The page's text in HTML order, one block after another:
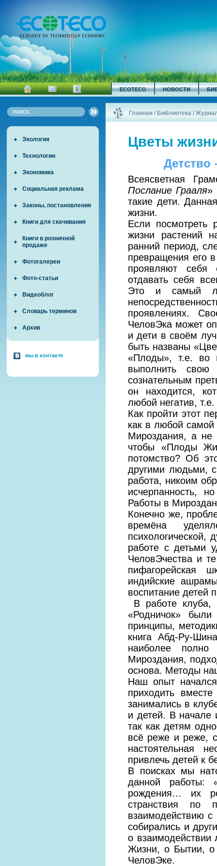
ECOTECO НОВОСТИ
Экология
Технологии
Экономика
Социальная реклама
Законы, постановления
Книги для скачивания
Книги в розничной
продаже
Фотогалереи
Фото-статьи
Видеоблог
Словарь терминов
Архив
мы в контакте
Главная / Библиотека /
Цветы
Детство
Всеясветная
Послание Грааля»
такие дети.
жизни.
Если посмотреть
жизни растений
ранний период,
превращения его
проявляют себя
отдавать себя
Это и самый
проявлениях.
ЧеловЭка может
и дети в своём
быть названы
«Плоды», т.е. во
выполнить
сознательным
он находится,
любой негатив,
Как пройти этот
как в любой самой
Мироздания, а не
чтобы «Плоды
потомство? Об
другими людьми,
работа, никоим
исчерпанность,
Работы в
Конечно же,
времёна
психологической,
работе с детьми
ЧеловЭчества и
пифагорейская
индийские
воспитание детей
В работе клуба,
«Родничок»
принципы,
книга Абд-Ру-
наиболее
Мироздания,
основа. Методы
Наш опыт
приходить
занимались в
и детей. В начале
так как детям
всё реже и реже,
настоятельная
привлечь детей к
В поисках мы
данной работы:
рождения… их
странствия
взаимодействию
собирались и
о
Жизни, о Бытии, о
ЧеловЭке.